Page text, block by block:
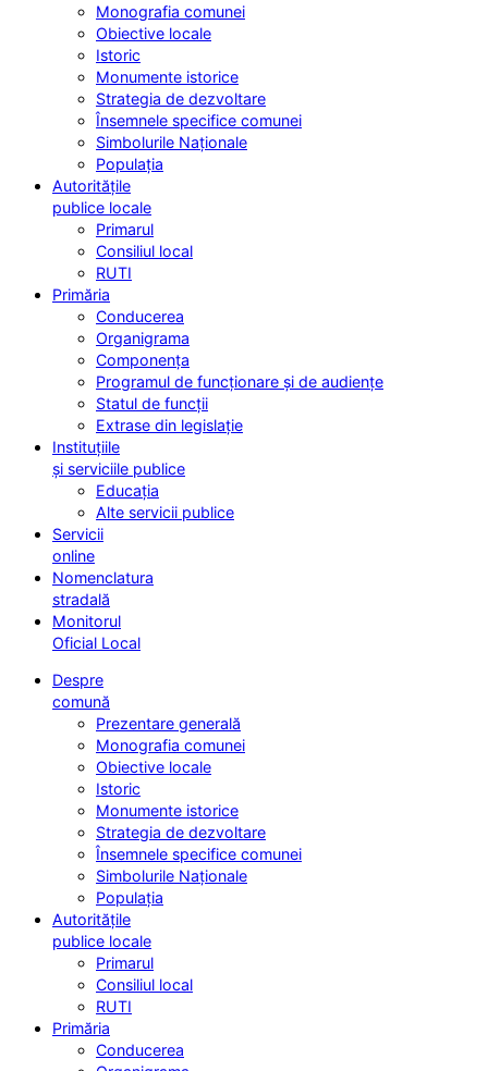
Monografia comunei
Obiective locale
Istoric
Monumente istorice
Strategia de dezvoltare
Însemnele specifice comunei
Simbolurile Naționale
Populația
Autoritățile
publice locale
Primarul
Consiliul local
RUTI
Primăria
Conducerea
Organigrama
Componența
Programul de funcționare și de audiențe
Statul de funcții
Extrase din legislație
Instituțiile
și serviciile publice
Educația
Alte servicii publice
Servicii
online
Nomenclatura
stradală
Monitorul
Oficial Local
Despre
comună
Prezentare generală
Monografia comunei
Obiective locale
Istoric
Monumente istorice
Strategia de dezvoltare
Însemnele specifice comunei
Simbolurile Naționale
Populația
Autoritățile
publice locale
Primarul
Consiliul local
RUTI
Primăria
Conducerea